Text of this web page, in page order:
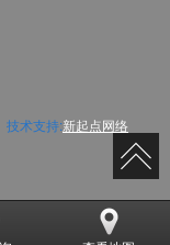
技术支持:新起点网络